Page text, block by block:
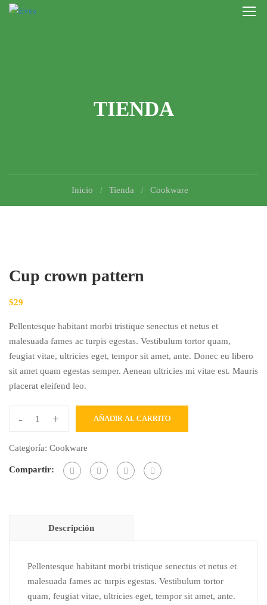
TIENDA
Inicio Tienda Cookware
Cup crown pattern
$29
Pellentesque habitant morbi tristique senectus et netus et
malesuada fames ac turpis egestas. Vestibulum tortor quam,
feugiat vitae, ultricies eget, tempor sit amet, ante. Donec eu libero
sit amet quam egestas semper. Aenean ultricies mi vitae est. Mauris
placerat eleifend leo.
-
Cup
cantidad
+ AÑADIR AL CARRITO
Categoría: Cookware
Compartir:
Descripción
Pellentesque habitant morbi tristique senectus et netus et
malesuada fames ac turpis egestas. Vestibulum tortor
quam, feugiat vitae, ultricies eget, tempor sit amet, ante.